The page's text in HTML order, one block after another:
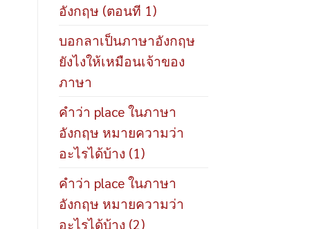
อังกฤษ (ตอนที 1)
บอกลาเป็นภาษาอังกฤษ
ยังไงให้เหมือนเจ้าของ
ภาษา
คำว่า place ในภาษา
อังกฤษ หมายความว่า
อะไรได้บ้าง (1)
คำว่า place ในภาษา
อังกฤษ หมายความว่า
อะไรได้บ้าง (2)